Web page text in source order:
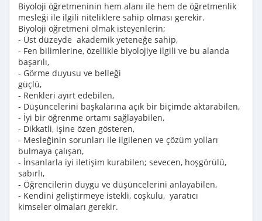
Biyoloji öğretmeninin hem alanı ile hem de öğretmenlik
mesleği ile ilgili niteliklere sahip olması gerekir.
Biyoloji öğretmeni olmak isteyenlerin;
- Üst düzeyde akademik yeteneğe sahip,
- Fen bilimlerine, özellikle biyolojiye ilgili ve bu alanda
başarılı,
- Görme duyusu ve belleği
- Renkleri ayırt edebilen,
- Düşüncelerini başkalarına açık bir biçimde aktarabilen,
- İyi bir öğrenme ortamı sağlayabilen,
- Dikkatli, işine özen gösteren,
- Mesleğinin sorunları ile ilgilenen ve çözüm yolları
bulmaya çalışan,
- İnsanlarla iyi iletişim kurabilen; sevecen, hoşgörülü,
sabırlı,
- Öğrencilerin duygu ve düşüncelerini anlayabilen,
- Kendini geliştirmeye istekli, coşkulu, yaratıcı
kimseler olmaları gerekir.